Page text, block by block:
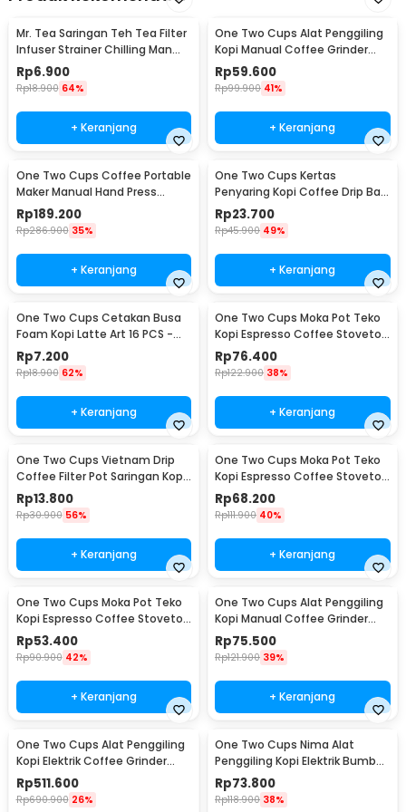
Mr. Tea Saringan Teh Tea Filter
Infuser Strainer Chilling Man
Silicon - MR03
Rp6.900
Rp18.900 64%
+ Keranjang
One Two Cups Alat Penggiling
Kopi Manual Coffee Grinder
Portable - WFCG9800
Rp59.600
Rp99.900 41%
+ Keranjang
One Two Cups Coffee Portable
Maker Manual Hand Press
Espresso 300ml - T35066
Rp189.200
Rp286.900 35%
+ Keranjang
One Two Cups Kertas
Penyaring Kopi Coffee Drip Bag
Paper Filter 50PCS - T111
Rp23.700
Rp45.900 49%
+ Keranjang
One Two Cups Cetakan Busa
Foam Kopi Latte Art 16 PCS -
JJYE01
Rp7.200
Rp18.900 62%
+ Keranjang
One Two Cups Moka Pot Teko
Kopi Espresso Coffee Stovetop
6 Cup 300ml - Z20
Rp76.400
Rp122.900 38%
+ Keranjang
One Two Cups Vietnam Drip
Coffee Filter Pot Saringan Kopi
180ml 8Q - LC1
Rp13.800
Rp30.900 56%
+ Keranjang
One Two Cups Moka Pot Teko
Kopi Espresso Coffee Stovetop
4 Cup 200ml - Z20
Rp68.200
Rp111.900 40%
+ Keranjang
One Two Cups Moka Pot Teko
Kopi Espresso Coffee Stovetop
2 Cup 100ml - Z20
Rp53.400
Rp90.900 42%
+ Keranjang
One Two Cups Alat Penggiling
Kopi Manual Coffee Grinder
Wood - 16290
Rp75.500
Rp121.900 39%
+ Keranjang
One Two Cups Alat Penggiling
Kopi Elektrik Coffee Grinder
Adjustable - 600N
Rp511.600
Rp690.900 26%
One Two Cups Nima Alat
Penggiling Kopi Elektrik Bumbu
Coffee Grinder - NM-8300
Rp73.800
Rp118.900 38%